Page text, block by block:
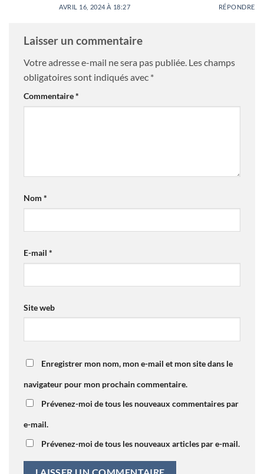
AVRIL 16, 2024 À 18:27 RÉPONDRE
Laisser un commentaire
Votre adresse e-mail ne sera pas publiée. Les champs
obligatoires sont indiqués avec *
Commentaire*
Nom *
E-mail *
Site web
Enregistrer mon nom, mon e-mail et mon site dans le
navigateur pour mon prochain commentaire.
Prévenez-moi de tous les nouveaux commentaires par
e-mail.
Prévenez-moi de tous les nouveaux articles par e-mail.